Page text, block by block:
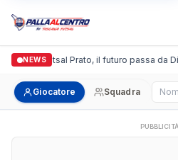
NEWS
Futsal Prato, il futuro passa da Diego
Giocatore Squadra
PUBBLICITÀ